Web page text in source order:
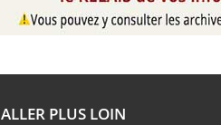
ALLER PLUS LOIN